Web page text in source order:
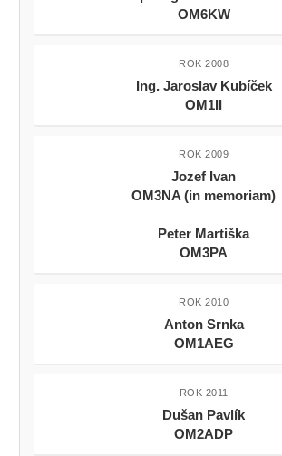
OM6KW
ROK 2008
Ing. Jaroslav Kubíček
OM1II
ROK 2009
Jozef Ivan
OM3NA (in memoriam)
Peter Martiška
OM3PA
ROK 2010
Anton Srnka
OM1AEG
ROK 2011
Dušan Pavlík
OM2ADP